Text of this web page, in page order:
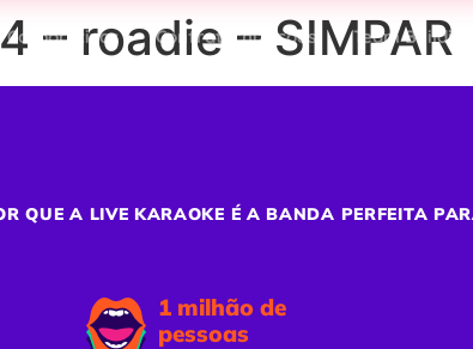
Corporativos Confraternizações Team Building
– roadie – SIMPAR
QUE A LIVE KARAOKE É A BANDA PERFEITA
1 milhão de
pessoas